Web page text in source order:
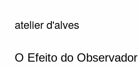
atelier d'alves
O Efeito do Observador